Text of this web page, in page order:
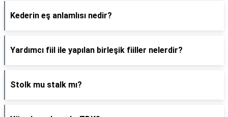
Kederin eş anlamlısı nedir?
Yardımcı fiil ile yapılan birleşik fiiller nelerdir?
Stolk mu stalk mı?